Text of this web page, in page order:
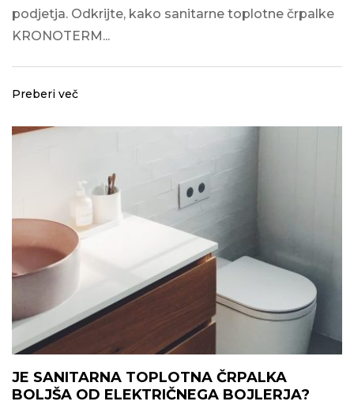
podjetja. Odkrijte, kako sanitarne toplotne črpalke
KRONOTERM...
Preberi več
JE SANITARNA TOPLOTNA ČRPALKA
BOLJŠA OD ELEKTRIČNEGA BOJLERJA?